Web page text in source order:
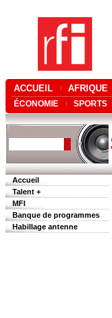
ACCUEIL AFRIQUE
ÉCONOMIE SPORTS
Accueil
Talent +
MFI
Banque de programmes
Habillage antenne